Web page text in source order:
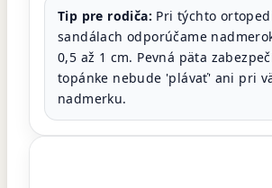
Tip pre rodiča: Pri týchto
sandálach odporúčame
0,5 až 1 cm. Pevná päta
topánke nebude 'plávať' ani pri
nadmerku.